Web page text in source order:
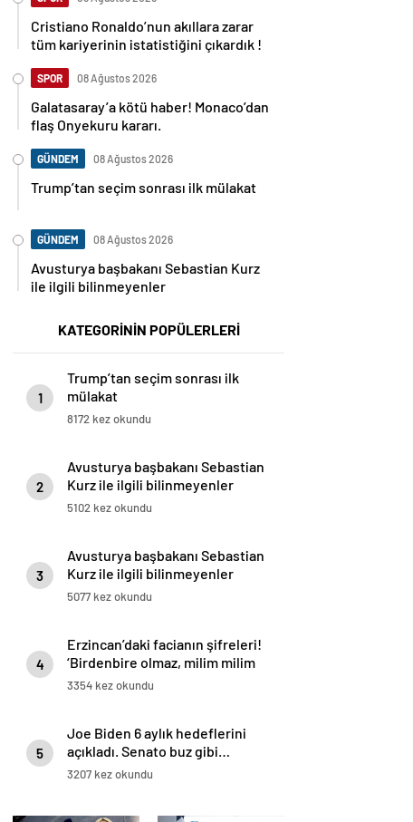
Cristiano Ronaldo’nun akıllara zarar
tüm kariyerinin istatistiğini çıkardık !
SPOR 08 Ağustos 2026
Galatasaray’a kötü haber! Monaco’dan
flaş Onyekuru kararı.
GÜNDEM 08 Ağustos 2026
Trump’tan seçim sonrası ilk mülakat
GÜNDEM 08 Ağustos 2026
Avusturya başbakanı Sebastian Kurz
ile ilgili bilinmeyenler
KATEGORİNİN POPÜLERLERİ
1
Trump’tan seçim sonrası ilk
mülakat
8172 kez okundu
2
Avusturya başbakanı Sebastian
Kurz ile ilgili bilinmeyenler
5102 kez okundu
3
Avusturya başbakanı Sebastian
Kurz ile ilgili bilinmeyenler
5077 kez okundu
4
Erzincan’daki facianın şifreleri!
‘Birdenbire olmaz, milim milim
kayar’
3354 kez okundu
5
Joe Biden 6 aylık hedeflerini
açıkladı. Senato buz gibi…
3207 kez okundu